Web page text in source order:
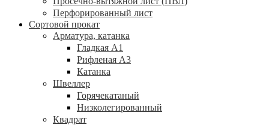
Перфорированный лист
Сортовой прокат
Арматура, катанка
Гладкая А1
Рифленая А3
Катанка
Швеллер
Горячекатаный
Низколегированный
Квадрат